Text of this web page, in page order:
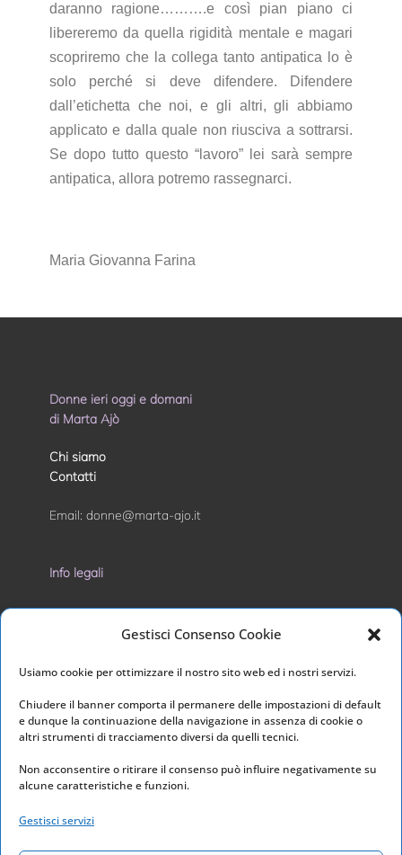
Gestisci Consenso Cookie
Usiamo cookie per ottimizzare il nostro sito web ed i nostri servizi.
Chiudere il banner comporta il permanere delle impostazioni di default
e dunque la continuazione della navigazione in assenza di cookie o
altri strumenti di tracciamento diversi da quelli tecnici.
Non acconsentire o ritirare il consenso può influire negativamente su
alcune caratteristiche e funzioni.
Gestisci servizi
daranno ragione……….e così pian piano ci
libereremo da quella rigidità mentale e magari
scopriremo che la collega tanto antipatica lo è
solo perché si deve difendere. Difendere
dall’etichetta che noi, e gli altri, gli abbiamo
applicato e dalla quale non riusciva a sottrarsi.
Se dopo tutto questo “lavoro” lei sarà sempre
antipatica, allora potremo rassegnarci.
Maria Giovanna Farina
Donne ieri oggi e domani
di Marta Ajò
Chi siamo
Contatti
Email: donne@marta-ajo.it
Info legali
Privacy Policy
Cookie Policy